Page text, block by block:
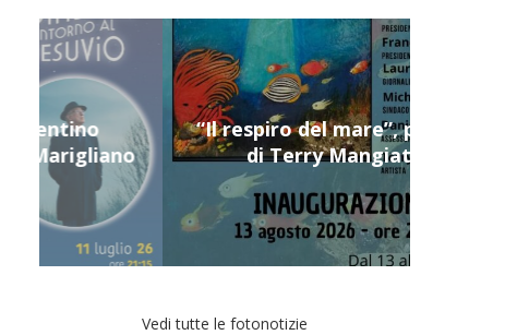
“Il respiro del mare”, personale
di Terry Mangiatordi
Vedi tutte le fotonotizie